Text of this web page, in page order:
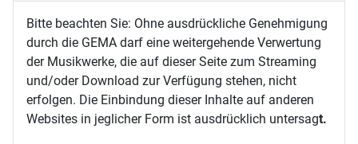
Bitte beachten Sie: Ohne ausdrückliche Genehmigung
durch die GEMA darf eine weitergehende Verwertung
der Musikwerke, die auf dieser Seite zum Streaming
und/oder Download zur Verfügung stehen, nicht
erfolgen. Die Einbindung dieser Inhalte auf anderen
Websites in jeglicher Form ist ausdrücklich untersagt.